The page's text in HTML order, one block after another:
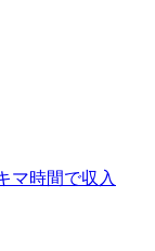
マ時間で収入